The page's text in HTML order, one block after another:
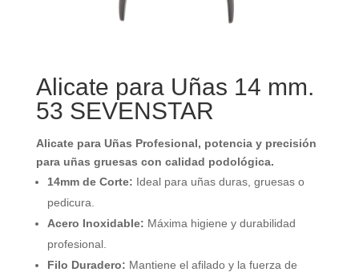
Alicate para Uñas 14 mm.
53 SEVENSTAR
Alicate para Uñas Profesional, potencia y precisión
para uñas gruesas con calidad podológica.
14mm de Corte: Ideal para uñas duras, gruesas o
pedicura.
Acero Inoxidable: Máxima higiene y durabilidad
profesional.
Filo Duradero: Mantiene el afilado y la fuerza de